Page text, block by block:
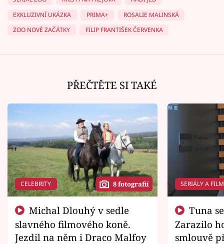
EXKLUZIVNÍ UKÁZKA
PRIMA+
ROSALIE MALINSKÁ
ZOO NOVÉ ZAČÁTKY
FILIP FRANTIŠEK ČERVENKA
PŘEČTĚTE SI TAKÉ
CELEBRITY 8 fotografií
slavného filmového koně.
Jezdil na něm i Draco Malfoy
SERIÁLY A
Zarazilo
smlouvě